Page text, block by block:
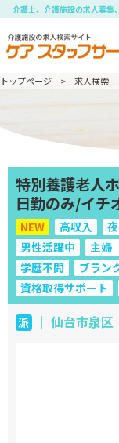
介護士、介護施設の求人募集
トップページ 求人検索
特別養護老人
日勤のみ/イチ
NEW 高収入
男性活躍中
主婦
学歴不問
ブラン
資格取得サポート
派｜ 仙台市泉区